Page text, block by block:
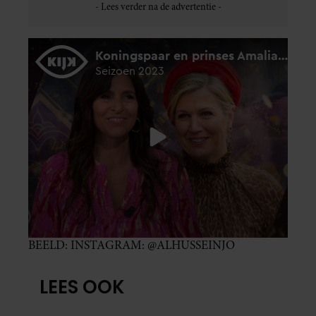
BEELD: INSTAGRAM: @ALHUSSEINJO
LEES OOK